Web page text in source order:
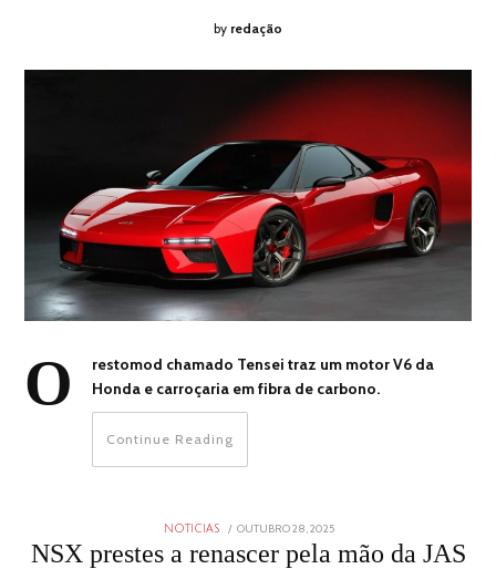
by redação
O
restomod chamado Tensei traz um motor V6 da
Honda e carroçaria em fibra de carbono.
Continue Reading
NOTICIAS
POSTED
OUTUBRO 28, 2025
2025
NSX prestes a renascer pela mão da JAS